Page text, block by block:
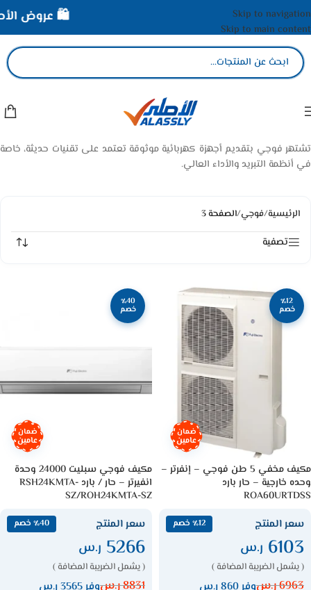
Skip to navigation
Skip to main content
تشتهر فوجي بتقديم أجهزة كهربائية موثوقة تعتمد على تقنيات حديثة، خاصة
في أنظمة التبريد والأداء العالي.
الرئيسية/فوجي/الصفحة 3
تصفية
٪12
خصم
ضمان
عامين
مكيف مخفي 5 طن فوجي – إنفرتر –
وحده خارجية – حار بارد
ROA60URTDSS
سعر المنتج ٪12 خصم
6103 ر.س
( يشمل الضريبة المضافة )
6963ر.س
٪40
خصم
ضمان
عامين
مكيف فوجي سبليت 24000 وحدة
انفيرتر – حار / بارد RSH24KMTA-
SZ/ROH24KMTA-SZ
سعر المنتج ٪40 خصم
5266 ر.س
( يشمل الضريبة المضافة )
8831ر.س
🛍️ عروض